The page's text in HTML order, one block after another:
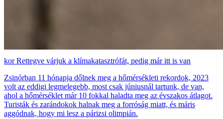
Rettegve várjuk a klímakatasztrófát, pedig már itt is van
Zsinórban 11 hónapja dőlnek meg a hőmérsékleti rekordok, 2023
volt az eddigi legmelegebb, most csak júniusnál tartunk, de van,
ahol a hőmérséklet már 10 fokkal haladta meg az évszakos átlagot.
Turisták és zarándokok halnak meg a forróság miatt, és máris
aggódnak, hogy mi lesz a párizsi olimpián.